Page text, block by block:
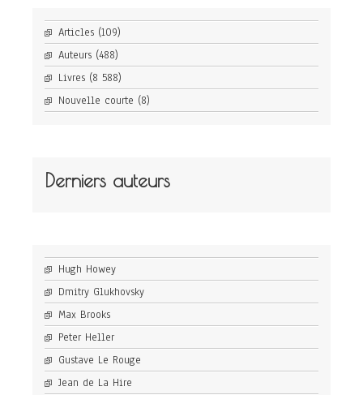
Articles (109)
Auteurs (488)
Livres (8 588)
Nouvelle courte (8)
Derniers auteurs
Hugh Howey
Dmitry Glukhovsky
Max Brooks
Peter Heller
Gustave Le Rouge
Jean de La Hire